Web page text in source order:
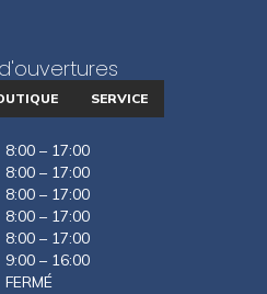
SERVICE
8:00 – 17:00
8:00 – 17:00
8:00 – 17:00
8:00 – 17:00
8:00 – 17:00
9:00 – 16:00
FERMÉ